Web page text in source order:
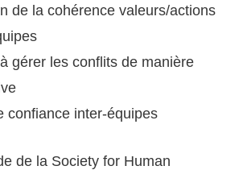
de la cohérence valeurs/actions
gérer les conflits de manière
confiance inter-équipes
de la Society for Human